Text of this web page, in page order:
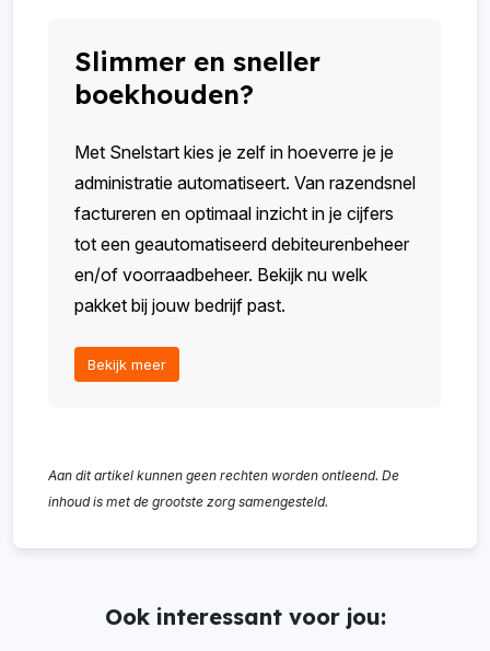
Slimmer en sneller
boekhouden?
Met Snelstart kies je zelf in hoeverre je je
administratie automatiseert. Van razendsnel
factureren en optimaal inzicht in je cijfers
tot een geautomatiseerd debiteurenbeheer
en/of voorraadbeheer. Bekijk nu welk
pakket bij jouw bedrijf past.
Bekijk meer
Aan dit artikel kunnen geen rechten worden ontleend. De
inhoud is met de grootste zorg samengesteld.
Ook interessant voor jou: